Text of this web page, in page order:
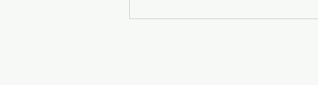
Rescatan a perros por presunto